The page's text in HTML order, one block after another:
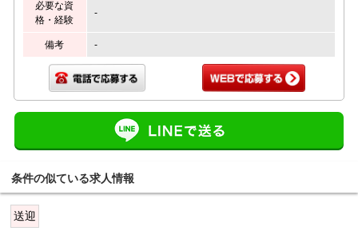
必要な資
格・経験
-
備考 -
条件の似ている求人情報
送迎